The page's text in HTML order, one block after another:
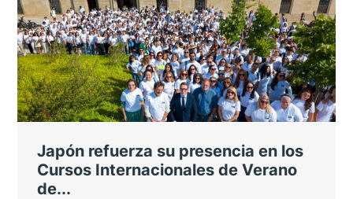
Japón refuerza su presencia en los
Cursos Internacionales de Verano
de...